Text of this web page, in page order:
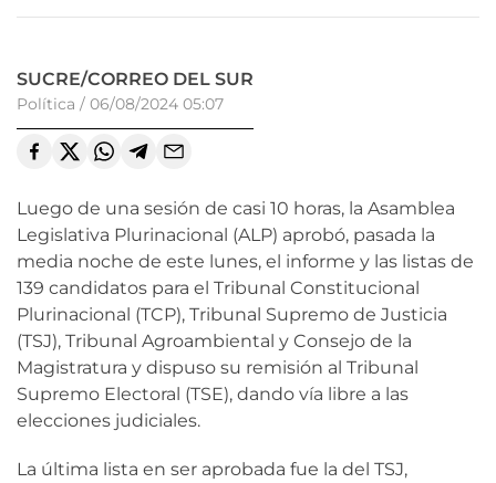
SUCRE/CORREO DEL SUR
Política / 06/08/2024 05:07
Luego de una sesión de casi 10 horas, la Asamblea
Legislativa Plurinacional (ALP) aprobó, pasada la
media noche de este lunes, el informe y las listas de
139 candidatos para el Tribunal Constitucional
Plurinacional (TCP), Tribunal Supremo de Justicia
(TSJ), Tribunal Agroambiental y Consejo de la
Magistratura y dispuso su remisión al Tribunal
Supremo Electoral (TSE), dando vía libre a las
elecciones judiciales.
La última lista en ser aprobada fue la del TSJ,